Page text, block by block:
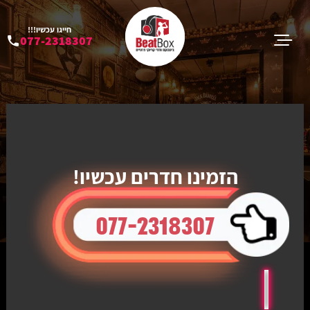
חייגו עכשיו!!!
077-2318307
הזמינו חדרים עכשיו!
077-2318307